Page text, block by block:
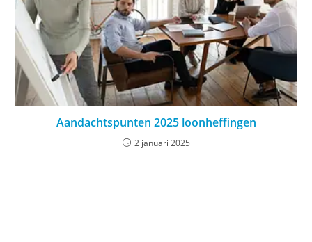
Aandachtspunten 2025 loonheffingen
2 januari 2025